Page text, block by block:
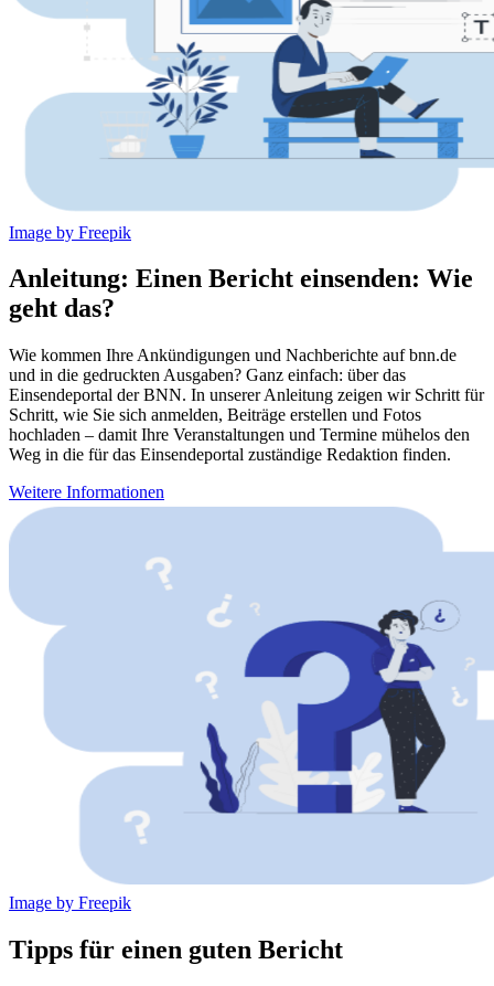
Image by Freepik
Anleitung: Einen Bericht einsenden: Wie
geht das?
Wie kommen Ihre Ankündigungen und Nachberichte auf bnn.de
und in die gedruckten Ausgaben? Ganz einfach: über das
Einsendeportal der BNN. In unserer Anleitung zeigen wir Schritt für
Schritt, wie Sie sich anmelden, Beiträge erstellen und Fotos
hochladen – damit Ihre Veranstaltungen und Termine mühelos den
Weg in die für das Einsendeportal zuständige Redaktion finden.
Weitere Informationen
Image by Freepik
Tipps für einen guten Bericht